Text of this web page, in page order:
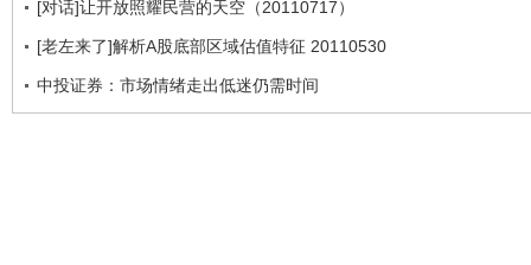
[对话]让开放照耀民营的天空（20110717）
[老左来了]解析A股底部区域估值特征 20110530
中投证券：市场情绪走出低迷仍需时间